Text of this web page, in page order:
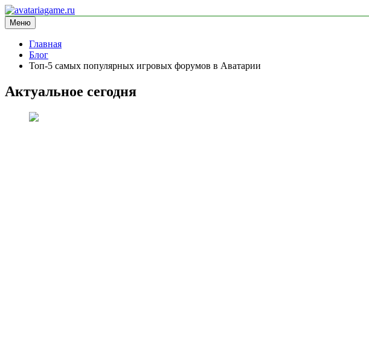
Перейти
к
содержимому
avatariagame.ru
информационный сайт
Меню
Главная
Блог
Топ-5 самых популярных игровых форумов в Аватарии
Актуальное сегодня